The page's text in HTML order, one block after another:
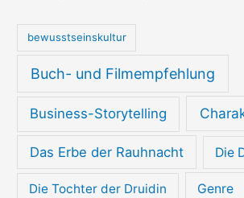
bewusstseinskultur
Buch- und Filmempfehlung
Business-Storytelling
Das Erbe der Rauhnacht Die
Die Tochter der Druidin Genre